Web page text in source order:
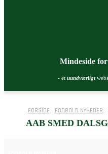
Mindeside
- et uundværligt
FORSIDE FODBOLD NYHEDER
AAB SMED